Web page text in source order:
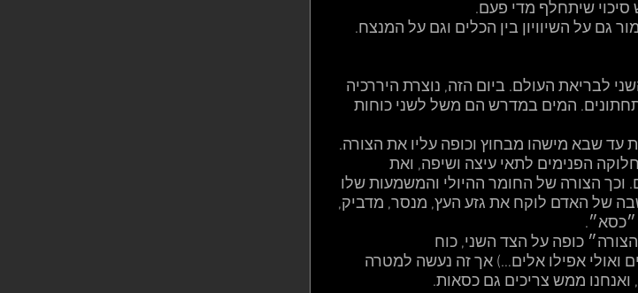
שיתחלף מדי פעם.
גם על השיוויון בין הכלים וגם על המנצח.
לבריאת העולם. ביום הזה, נוצרת היררכיה
תחתונים. המים במדרש הם משל לשני כוחות
שבא מישהו מבחוץ וכופה עליו את הצורה.
הפנימים לתאי עיצה ושיפה, ואת
וכך הצורה של החומר ההיולי והמשמעות שלו
של האדם לוקח את גזע העץ, מנסר, מדביק,
״כסא״.
כופה על הצד השני, כוח
ואולי אפילו אלים…) אך זה נעשה למטרה
ואנחנו ממש צריכים גם כסאות.